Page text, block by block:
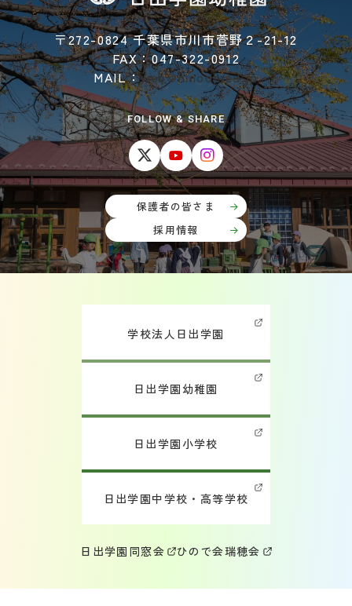
〒272-0824 千葉県市川市菅野２-21-12
FAX：047-322-0912
MAIL：web@hinode.ed.jp
FOLLOW & SHARE
保護者の皆さま
採用情報
学校法人日出学園
日出学園幼稚園
日出学園小学校
日出学園中学校・高等学校
日出学園同窓会 ひので会瑞穂会